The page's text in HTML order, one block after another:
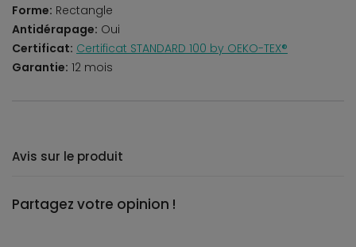
Forme: Rectangle
Antidérapage: Oui
Certificat: Certificat STANDARD 100 by OEKO-TEX®
Garantie: 12 mois
Avis sur le produit
Partagez votre opinion !